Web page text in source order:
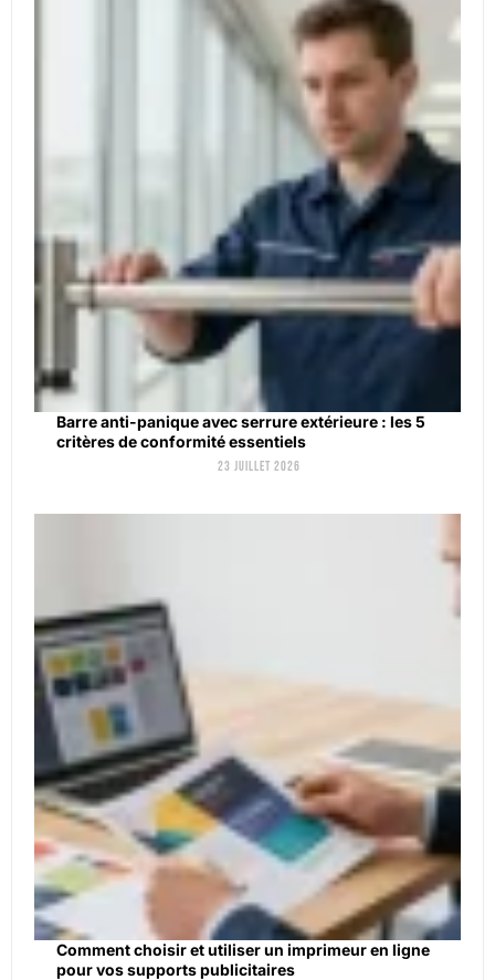
Barre anti-panique avec serrure extérieure : les 5
critères de conformité essentiels
23 juillet 2026
Comment choisir et utiliser un imprimeur en ligne
pour vos supports publicitaires